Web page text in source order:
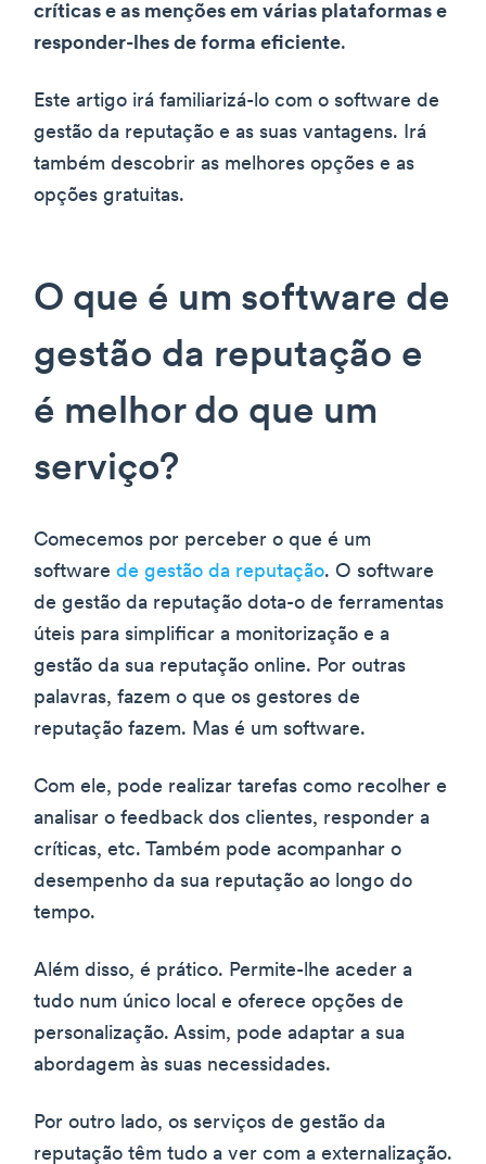
críticas e as menções em várias plataformas e
responder-lhes de forma eficiente.
Este artigo irá familiarizá-lo com o software de
gestão da reputação e as suas vantagens. Irá
também descobrir as melhores opções e as
opções gratuitas.
O que é um software de
gestão da reputação e
é melhor do que um
serviço?
Comecemos por perceber o que é um
software de gestão da reputação. O software
de gestão da reputação dota-o de ferramentas
úteis para simplificar a monitorização e a
gestão da sua reputação online. Por outras
palavras, fazem o que os gestores de
reputação fazem. Mas é um software.
Com ele, pode realizar tarefas como recolher e
analisar o feedback dos clientes, responder a
críticas, etc. Também pode acompanhar o
desempenho da sua reputação ao longo do
tempo.
Além disso, é prático. Permite-lhe aceder a
tudo num único local e oferece opções de
personalização. Assim, pode adaptar a sua
abordagem às suas necessidades.
Por outro lado, os serviços de gestão da
reputação têm tudo a ver com a externalização.